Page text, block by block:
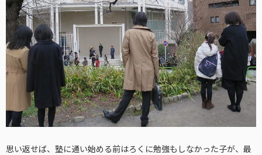
思い返せば、塾に通い始める前はろくに勉強もしなかった子が、最